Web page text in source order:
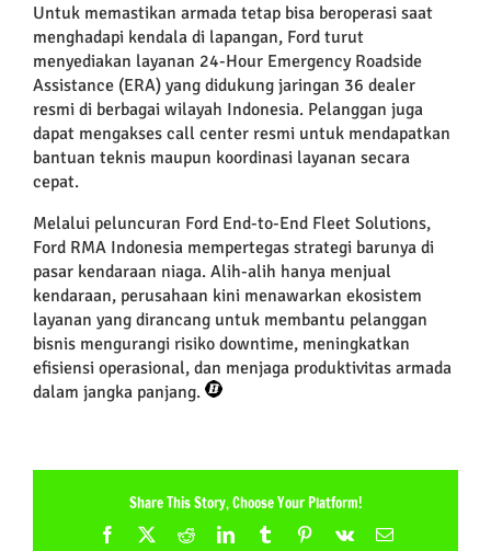
Untuk memastikan armada tetap bisa beroperasi saat
menghadapi kendala di lapangan, Ford turut
menyediakan layanan 24-Hour Emergency Roadside
Assistance (ERA) yang didukung jaringan 36 dealer
resmi di berbagai wilayah Indonesia. Pelanggan juga
dapat mengakses call center resmi untuk mendapatkan
bantuan teknis maupun koordinasi layanan secara
cepat.
Melalui peluncuran Ford End-to-End Fleet Solutions,
Ford RMA Indonesia mempertegas strategi barunya di
pasar kendaraan niaga. Alih-alih hanya menjual
kendaraan, perusahaan kini menawarkan ekosistem
layanan yang dirancang untuk membantu pelanggan
bisnis mengurangi risiko downtime, meningkatkan
efisiensi operasional, dan menjaga produktivitas armada
dalam jangka panjang.
Share This Story, Choose Your Platform!
Facebook
X RedditLinkedInTumblrPinterest
Vk Email